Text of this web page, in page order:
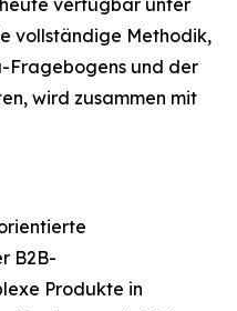
verfügbar unter
vollständige Methodik,
Fragebogens und der
wird zusammen mit
B2B-
Produkte in